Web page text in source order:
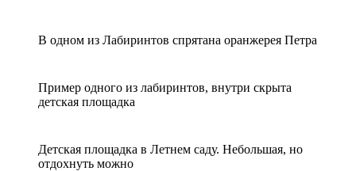
В одном из Лабиринтов спрятана оранжерея Петра
Пример одного из лабиринтов, внутри скрыта
детская площадка
Детская площадка в Летнем саду. Небольшая, но
отдохнуть можно